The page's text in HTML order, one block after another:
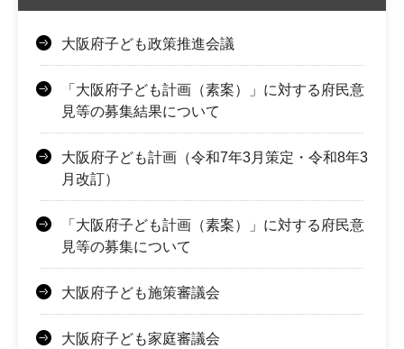
大阪府子ども政策推進会議
「大阪府子ども計画（素案）」に対する府民意
見等の募集結果について
大阪府子ども計画（令和7年3月策定・令和8年3
月改訂）
「大阪府子ども計画（素案）」に対する府民意
見等の募集について
大阪府子ども施策審議会
大阪府子ども家庭審議会